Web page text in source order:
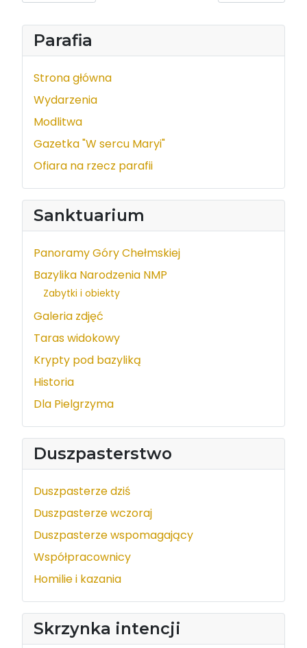
Parafia
Strona główna
Wydarzenia
Modlitwa
Gazetka "W sercu Maryi"
Ofiara na rzecz parafii
Sanktuarium
Panoramy Góry Chełmskiej
Bazylika Narodzenia NMP
Zabytki i obiekty
Galeria zdjęć
Taras widokowy
Krypty pod bazyliką
Historia
Dla Pielgrzyma
Duszpasterstwo
Duszpasterze dziś
Duszpasterze wczoraj
Duszpasterze wspomagający
Współpracownicy
Homilie i kazania
Skrzynka intencji